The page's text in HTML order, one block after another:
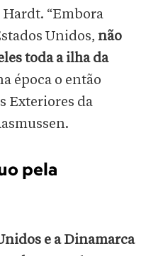
Hardt. “Embora
Unidos, não
toda a ilha da
época o então
Exteriores da
pela
e a Dinamarca